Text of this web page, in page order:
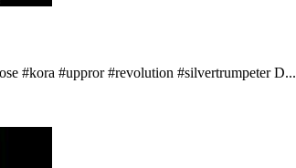
#kora #uppror #revolution #silvertrumpeter D...